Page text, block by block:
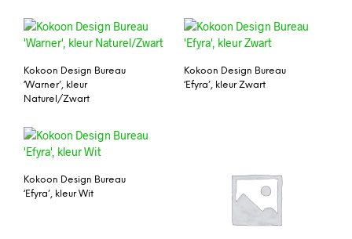
Kokoon Design Bureau
‘Warner’, kleur
Naturel/Zwart
Kokoon Design Bureau
‘Efyra’, kleur Zwart
Kokoon Design Bureau
‘Efyra’, kleur Wit